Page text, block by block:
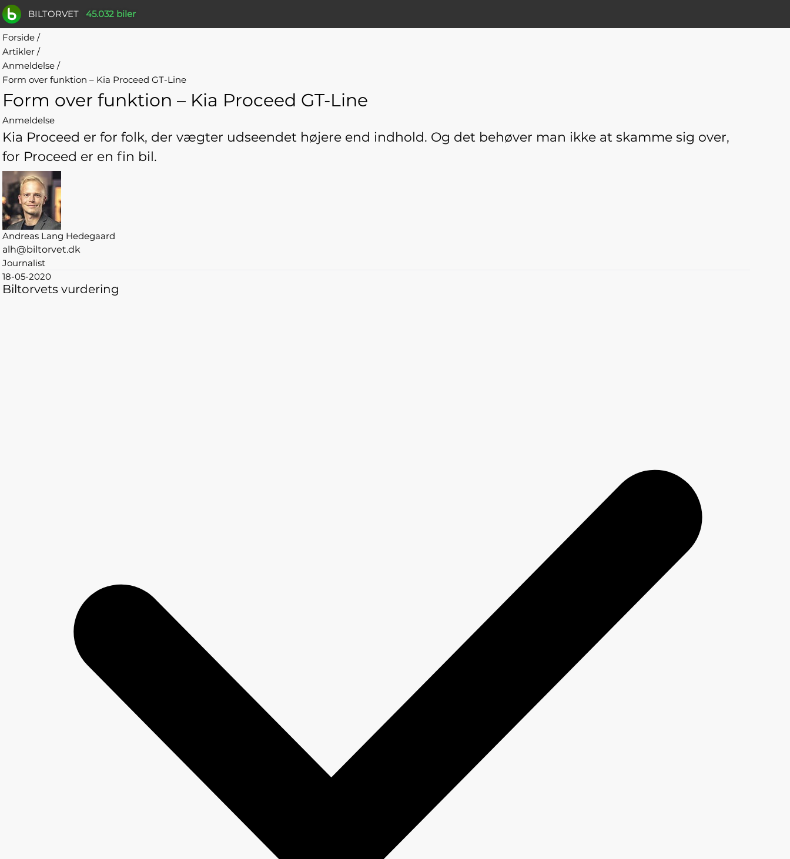
BILTORVET 45.032 biler
Forside /
Artikler /
Anmeldelse /
Form over funktion – Kia Proceed GT-Line
Form over funktion – Kia Proceed GT-Line
Anmeldelse
Kia Proceed er for folk, der vægter udseendet højere end indhold. Og det behøver man ikke at skamme sig over,
for Proceed er en fin bil.
Andreas Lang Hedegaard
alh@biltorvet.dk
Journalist
18-05-2020
Biltorvets vurdering